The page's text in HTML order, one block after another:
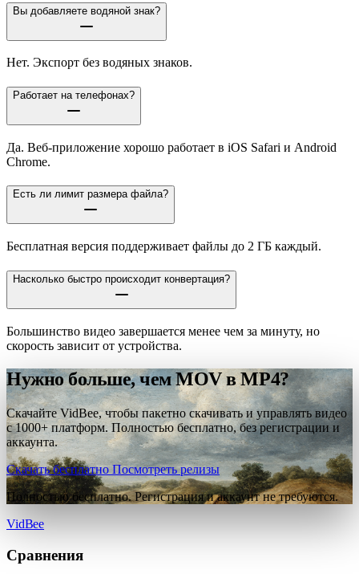
Вы добавляете водяной знак?
Нет. Экспорт без водяных знаков.
Работает на телефонах?
Да. Веб-приложение хорошо работает в iOS Safari и Android
Chrome.
Есть ли лимит размера файла?
Бесплатная версия поддерживает файлы до 2 ГБ каждый.
Насколько быстро происходит конвертация?
Большинство видео завершается менее чем за минуту, но
скорость зависит от устройства.
Нужно больше, чем MOV в MP4?
Скачайте VidBee, чтобы пакетно скачивать и управлять видео
с 1000+ платформ. Полностью бесплатно, без регистрации и
аккаунта.
Скачать бесплатно Посмотреть релизы
Полностью бесплатно. Регистрация и аккаунт не требуются.
VidBee
Сравнения